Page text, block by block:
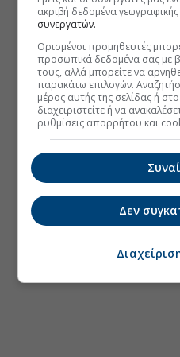
ακριβή δεδομένα
συνεργατών.
Ορισμένοι προμηθευτές
προσωπικά δεδομένα σας με
τους, αλλά μπορείτε να
παρακάτω επιλογών.
μέρος αυτής της σελίδας ή
διαχειριστείτε ή να
ρυθμίσεις απορρήτου και
Δεν